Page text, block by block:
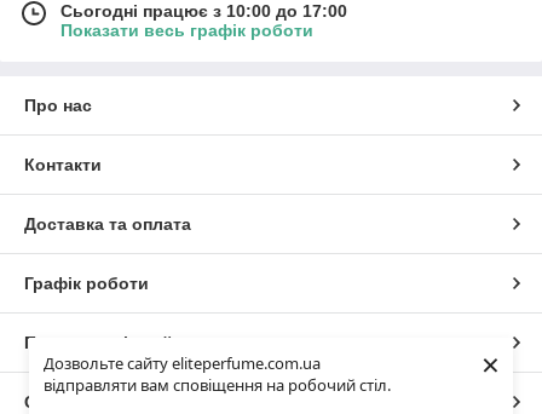
Дозвольте сайту eliteperfume.com.ua
відправляти вам сповіщення на робочий стіл.
×
Сьогодні працює з 10:00 до 17:00
Показати весь графік роботи
Про нас
Контакти
Доставка та оплата
Графік роботи
Повна версія сайту
Сайт створено на маркетплейсі